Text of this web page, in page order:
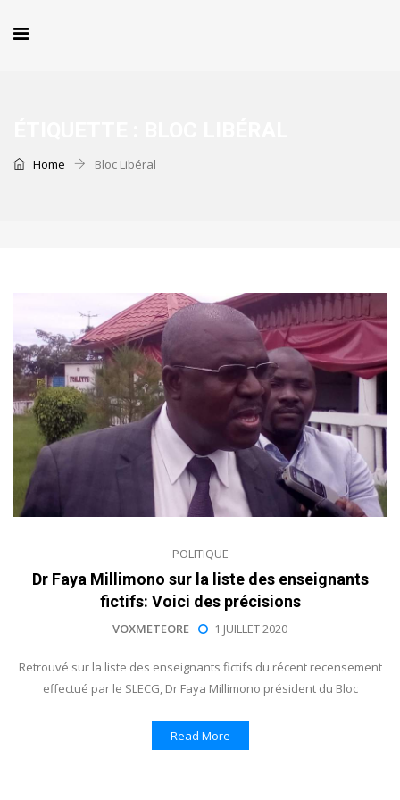
Home Bloc Libéral
POLITIQUE
Dr Faya Millimono sur la liste des enseignants
fictifs: Voici des précisions
VOXMETEORE 1 JUILLET 2020
Retrouvé sur la liste des enseignants fictifs du récent recensement
effectué par le SLECG, Dr Faya Millimono président du Bloc
Read More